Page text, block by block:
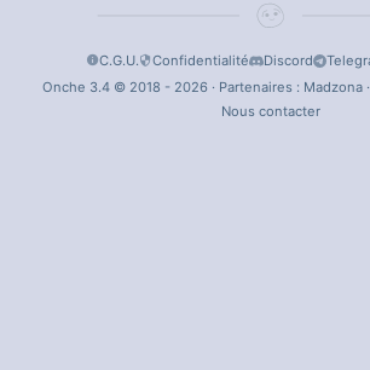
C.G.U. Confidentialité Discord
Onche 3.4 © 2018 - 2026 · Partenaires : Madzona·
Nous contacter